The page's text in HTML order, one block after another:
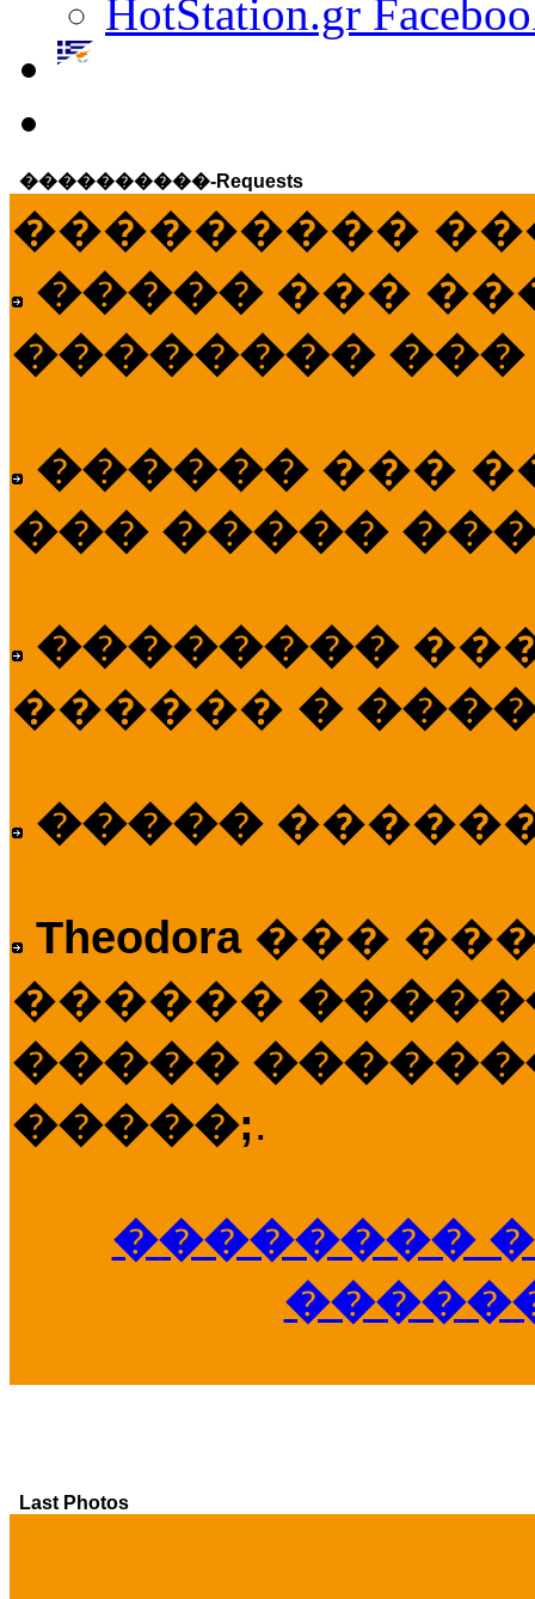
HotStation.gr
����������-Requests
���������
����� ���
��������
������ ���
��� �����
��������
������ �
�����
Theodora ���
������
�����
�����;.
��������
Last Photos